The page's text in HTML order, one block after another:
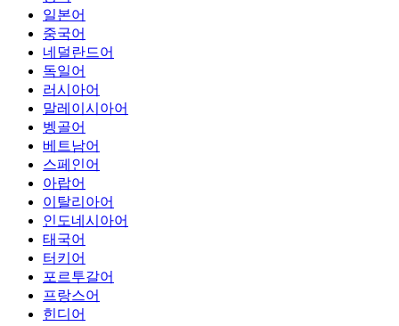
일본어
중국어
네덜란드어
독일어
러시아어
말레이시아어
벵골어
베트남어
스페인어
아랍어
이탈리아어
인도네시아어
태국어
터키어
포르투갈어
프랑스어
힌디어